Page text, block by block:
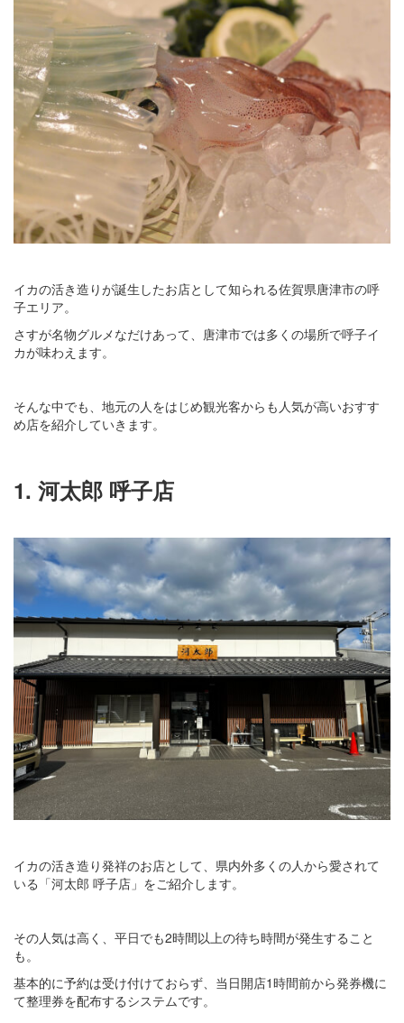
イカの活き造りが誕生したお店として知られる佐賀県唐津市の呼
子エリア。
さすが名物グルメなだけあって、唐津市では多くの場所で呼子イ
カが味わえます。
そんな中でも、地元の人をはじめ観光客からも人気が高いおすす
め店を紹介していきます。
1. 河太郎 呼子店
イカの活き造り発祥のお店として、県内外多くの人から愛されて
いる「河太郎 呼子店」をご紹介します。
その人気は高く、平日でも2時間以上の待ち時間が発生すること
も。
基本的に予約は受け付けておらず、当日開店1時間前から発券機に
て整理券を配布するシステムです。